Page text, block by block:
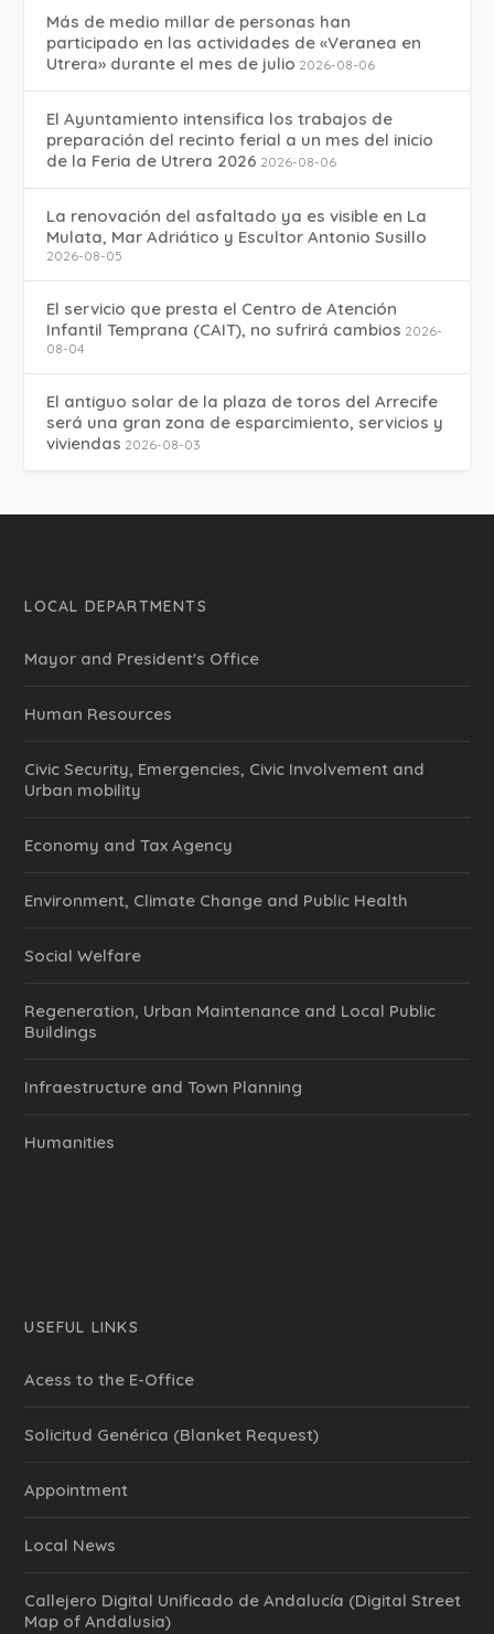
Más de medio millar de personas han
participado en las actividades de «Veranea en
Utrera» durante el mes de julio 2026-08-06
El Ayuntamiento intensifica los trabajos de
preparación del recinto ferial a un mes del inicio
de la Feria de Utrera 2026 2026-08-06
La renovación del asfaltado ya es visible en La
Mulata, Mar Adriático y Escultor Antonio Susillo
2026-08-05
El servicio que presta el Centro de Atención
Infantil Temprana (CAIT), no sufrirá cambios 2026-
08-04
El antiguo solar de la plaza de toros del Arrecife
será una gran zona de esparcimiento, servicios y
viviendas 2026-08-03
LOCAL DEPARTMENTS
Mayor and President's Office
Human Resources
Civic Security, Emergencies, Civic Involvement and
Urban mobility
Economy and Tax Agency
Environment, Climate Change and Public Health
Social Welfare
Regeneration, Urban Maintenance and Local Public
Buildings
Infraestructure and Town Planning
Humanities
USEFUL LINKS
Acess to the E-Office
Solicitud Genérica (Blanket Request)
Appointment
Local News
Callejero Digital Unificado de Andalucía (Digital Street
Map of Andalusia)